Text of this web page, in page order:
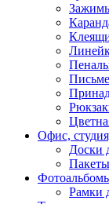
Офис,
Доски
Рамки